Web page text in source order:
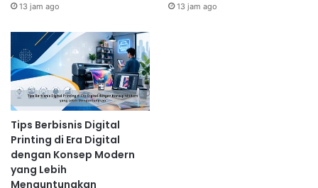
13 jam ago 13 jam ago
Tips Berbisnis Digital
Printing di Era Digital
dengan Konsep Modern
yang Lebih
Menguntungkan